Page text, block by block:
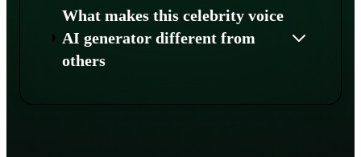
What makes this celebrity voice
AI generator different from
others